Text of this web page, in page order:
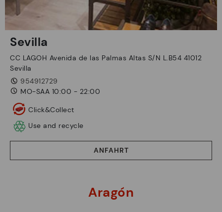
Sevilla
CC LAGOH Avenida de las Palmas Altas S/N L.B54 41012
Sevilla
954912729
MO-SAA 10:00 - 22:00
Click&Collect
Use and recycle
ANFAHRT
Aragón